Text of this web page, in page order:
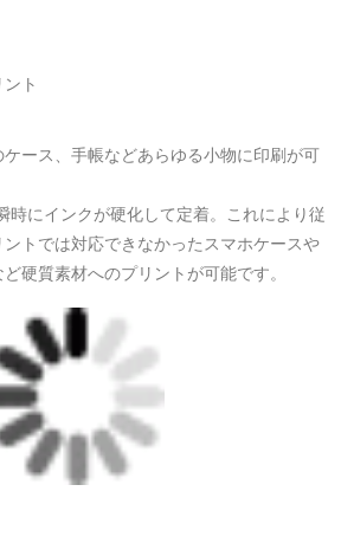
ト
ース、手帳などあらゆる小物に印刷が可
時にインクが硬化して定着。これにより従
トでは対応できなかったスマホケースや
硬質素材へのプリントが可能です。